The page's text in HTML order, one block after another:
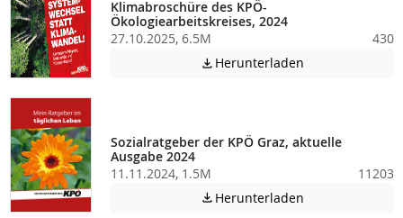
Klimabroschüre des KPÖ-
Ökologiearbeitskreises, 2024
27.10.2025, 6.5M
430
 Herunterladen
Sozialratgeber der KPÖ Graz, aktuelle
Ausgabe 2024
11.11.2024, 1.5M
11203
 Herunterladen